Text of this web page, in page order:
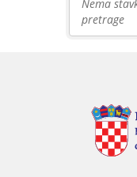
Nema
pretrage